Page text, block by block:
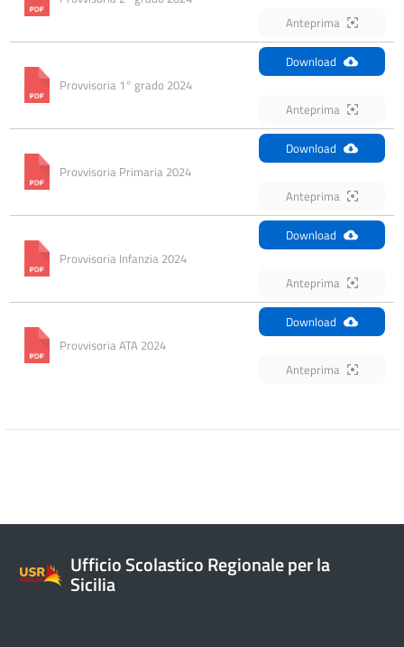
Anteprima
Provvisoria 1° grado 2024
Download
Anteprima
Provvisoria Primaria 2024
Download
Anteprima
Provvisoria Infanzia 2024
Download
Anteprima
Provvisoria ATA 2024
Download
Anteprima
Ufficio Scolastico Regionale per la
Sicilia